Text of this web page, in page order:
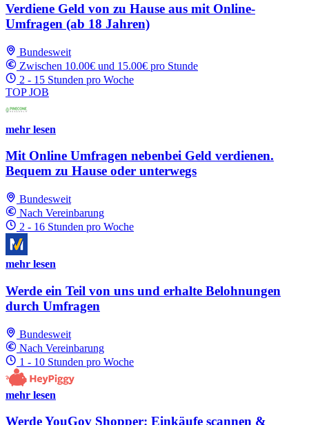
Verdiene Geld von zu Hause aus mit Online-
Umfragen (ab 18 Jahren)
Bundesweit
Zwischen 10.00€ und 15.00€ pro Stunde
2 - 15 Stunden pro Woche
TOP JOB
mehr lesen
Mit Online Umfragen nebenbei Geld verdienen.
Bequem zu Hause oder unterwegs
Bundesweit
Nach Vereinbarung
2 - 16 Stunden pro Woche
mehr lesen
Werde ein Teil von uns und erhalte Belohnungen
durch Umfragen
Bundesweit
Nach Vereinbarung
1 - 10 Stunden pro Woche
mehr lesen
Werde YouGov Shopper: Einkäufe scannen &